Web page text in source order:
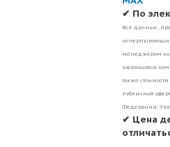
✔ По
Все данные,
менеджерам
касающаяся
также
публичной
Федерации.
✔ Цена